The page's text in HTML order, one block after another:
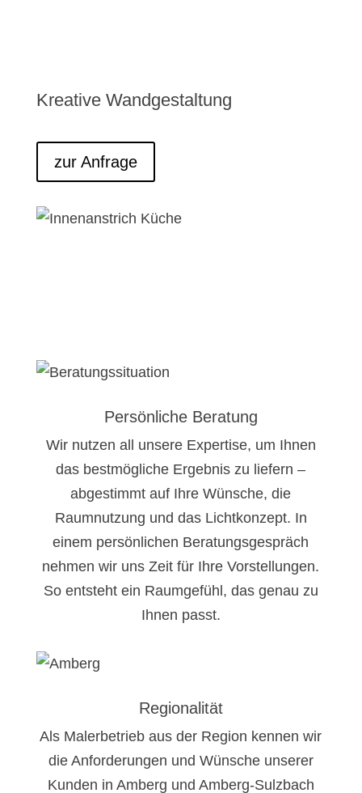
Kreative Wandgestaltung
zur Anfrage
Persönliche Beratung
Wir nutzen all unsere Expertise, um Ihnen
das bestmögliche Ergebnis zu liefern –
abgestimmt auf Ihre Wünsche, die
Raumnutzung und das Lichtkonzept. In
einem persönlichen Beratungsgespräch
nehmen wir uns Zeit für Ihre Vorstellungen.
So entsteht ein Raumgefühl, das genau zu
Ihnen passt.
Regionalität
Als Malerbetrieb aus der Region kennen wir
die Anforderungen und Wünsche unserer
Kunden in Amberg und Amberg-Sulzbach